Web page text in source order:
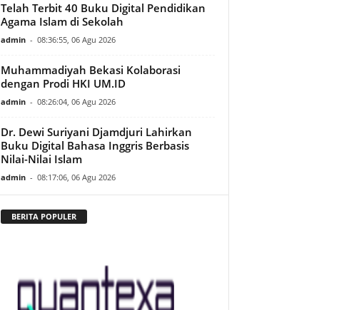
Telah Terbit 40 Buku Digital Pendidikan
Agama Islam di Sekolah
admin - 08:36:55, 06 Agu 2026
Muhammadiyah Bekasi Kolaborasi
dengan Prodi HKI UM.ID
admin - 08:26:04, 06 Agu 2026
Dr. Dewi Suriyani Djamdjuri Lahirkan
Buku Digital Bahasa Inggris Berbasis
Nilai-Nilai Islam
admin - 08:17:06, 06 Agu 2026
BERITA POPULER